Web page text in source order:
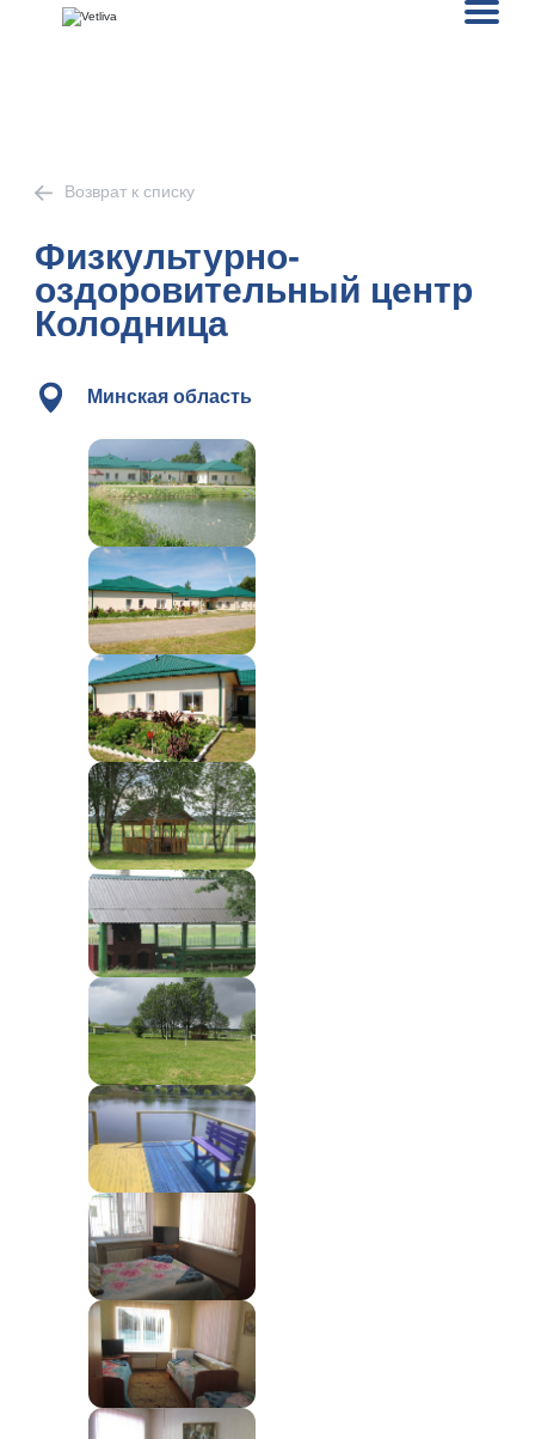
Возврат к списку
Физкультурно-
оздоровительный центр
Колодница
Минская область